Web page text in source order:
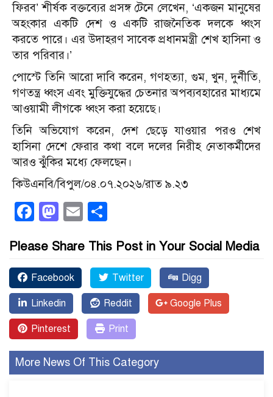
ফিরব’ শীর্ষক বক্তব্যের প্রসঙ্গ টেনে লেখেন, ‘একজন মানুষের
অহংকার একটি দেশ ও একটি রাজনৈতিক দলকে ধ্বংস
করতে পারে। এর উদাহরণ সাবেক প্রধানমন্ত্রী শেখ হাসিনা ও
তার পরিবার।’
পোস্টে তিনি আরো দাবি করেন, গণহত্যা, গুম, খুন, দুর্নীতি,
গণতন্ত্র ধ্বংস এবং মুক্তিযুদ্ধের চেতনার অপব্যবহারের মাধ্যমে
আওয়ামী লীগকে ধ্বংস করা হয়েছে।
তিনি অভিযোগ করেন, দেশ ছেড়ে যাওয়ার পরও শেখ
হাসিনা দেশে ফেরার কথা বলে দলের নিরীহ নেতাকর্মীদের
আরও ঝুঁকির মধ্যে ফেলছেন।
কিউএনবি/বিপুল/০৪.০৭.২০২৬/রাত ৯.২৩
Facebook
Mastodon
Email
Please Share This Post in Your Social Media
Facebook Twitter Digg
Linkedin Reddit Google Plus
Pinterest Print
More News Of This Category